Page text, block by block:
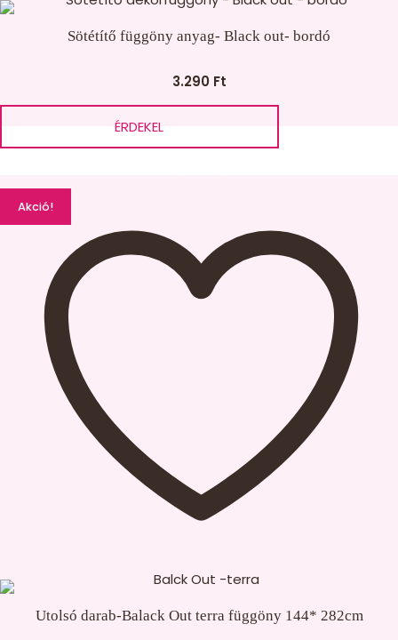
Sötétítő függöny anyag- Black out- bordó
3.290 Ft
ÉRDEKEL
Akció!
Utolsó darab-Balack Out terra függöny 144* 282cm